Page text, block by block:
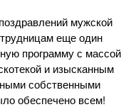
мужской
еще один
программу с массой
и изысканным
собственными
обеспечено всем!